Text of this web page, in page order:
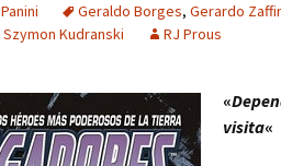
Panini Geraldo Borges, Gerardo
Szymon Kudranski RJ Prous
«
visita«